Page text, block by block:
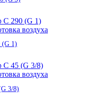
воздуха
(G 1)
воздуха
3/8)